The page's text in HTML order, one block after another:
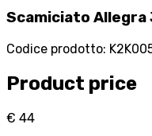
Scamiciato Allegra
Codice prodotto:
Product price
€ 44